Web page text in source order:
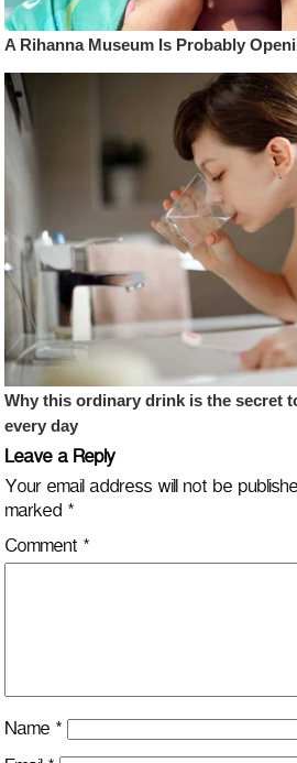
Leave a Reply
Your email address will not be
marked *
Comment *
Name *